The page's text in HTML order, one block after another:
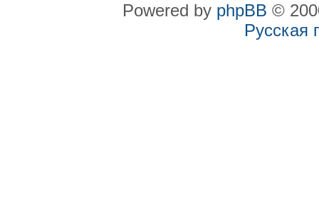
Powered by phpBB ©
Русская